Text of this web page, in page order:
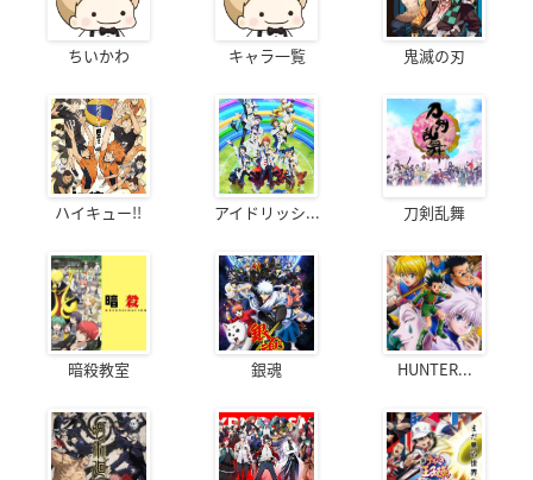
ちいかわ キャラ一覧 鬼滅の刃
ハイキュー!! アイドリッシ... 刀剣乱舞
暗殺教室 銀魂 HUNTER...